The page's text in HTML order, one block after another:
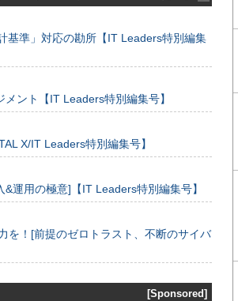
基準」対応の勘所【IT Leaders特別編集
ント【IT Leaders特別編集号】
X/IT Leaders特別編集号】
運用の極意]【IT Leaders特別編集号】
を！[前提のゼロトラスト、不断のサイバ
[Sponsored]